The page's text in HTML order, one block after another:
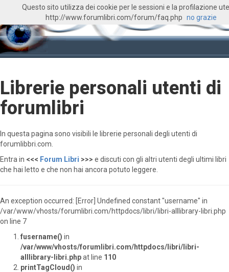
Librerie personali utenti di
forumlibri
In questa pagina sono visibili le librerie personali degli utenti di
forumlibbri.com.
Entra in <<< Forum Libri >>> e discuti con gli altri utenti degli ultimi libri
che hai letto e che non hai ancora potuto leggere.
An exception occurred: [Error] Undefined constant "username" in
/var/www/vhosts/forumlibri.com/httpdocs/libri/libri-alllibrary-libri.php
on line 7
fusername() in
/var/www/vhosts/forumlibri.com/httpdocs/libri/libri-
alllibrary-libri.phpat line 110
printTagCloud() in
Questo sito utilizza dei cookie per le sessioni e la profilazione
http://www.forumlibri.com/forum/faq.php no grazie